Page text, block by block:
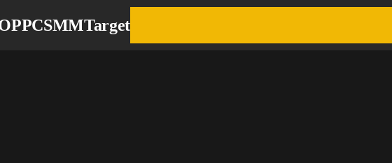
PPCSMMTarget